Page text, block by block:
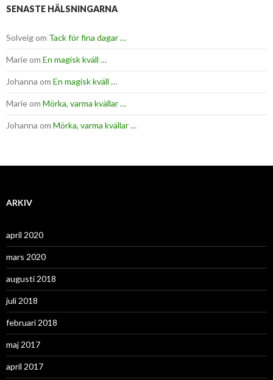
SENASTE HÄLSNINGARNA
Solveigom Tack för fina dagar …
Marieom En magisk kväll …
Johanna om En magisk kväll …
Marieom Mörka, varma kvällar …
Johanna om Mörka, varma kvällar …
ARKIV
april 2020
mars 2020
augusti 2018
juli 2018
februari 2018
maj 2017
april 2017